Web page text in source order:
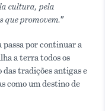
cultura, pela
que promovem."
por continuar a
a terra todos os
das tradições antigas e
como um destino de